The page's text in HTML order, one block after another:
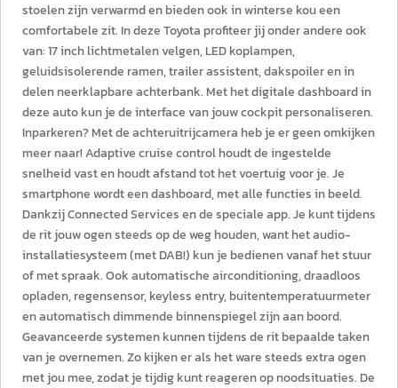
stoelen zijn verwarmd en bieden ook in winterse kou een
comfortabele zit. In deze Toyota profiteer jij onder andere ook
van: 17 inch lichtmetalen velgen, LED koplampen,
geluidsisolerende ramen, trailer assistent, dakspoiler en in
delen neerklapbare achterbank. Met het digitale dashboard in
deze auto kun je de interface van jouw cockpit personaliseren.
Inparkeren? Met de achteruitrijcamera heb je er geen omkijken
meer naar! Adaptive cruise control houdt de ingestelde
snelheid vast en houdt afstand tot het voertuig voor je. Je
smartphone wordt een dashboard, met alle functies in beeld.
Dankzij Connected Services en de speciale app. Je kunt tijdens
de rit jouw ogen steeds op de weg houden, want het audio-
installatiesysteem (met DAB!) kun je bedienen vanaf het stuur
of met spraak. Ook automatische airconditioning, draadloos
opladen, regensensor, keyless entry, buitentemperatuurmeter
en automatisch dimmende binnenspiegel zijn aan boord.
Geavanceerde systemen kunnen tijdens de rit bepaalde taken
van je overnemen. Zo kijken er als het ware steeds extra ogen
met jou mee, zodat je tijdig kunt reageren op noodsituaties. De